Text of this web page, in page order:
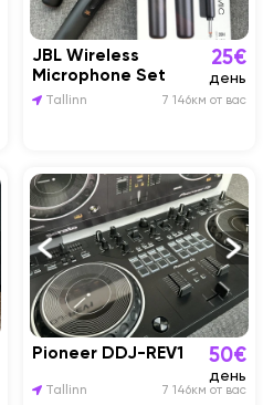
JBL Wireless
Microphone Set
25€
день
Tallinn 7 146км от вас
Pioneer DDJ-REV1 50€
день
Tallinn 7 146км от вас